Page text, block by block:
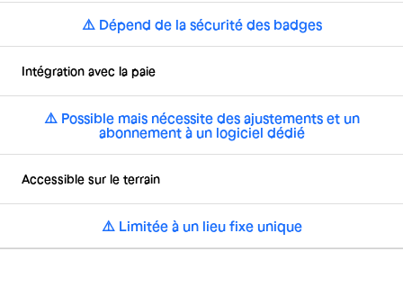
⚠️ Dépend de la sécurité des badges
Intégration avec la paie
⚠️ Possible mais nécessite des ajustements et un
abonnement à un logiciel dédié
Accessible sur le terrain
⚠️ Limitée à un lieu fixe unique